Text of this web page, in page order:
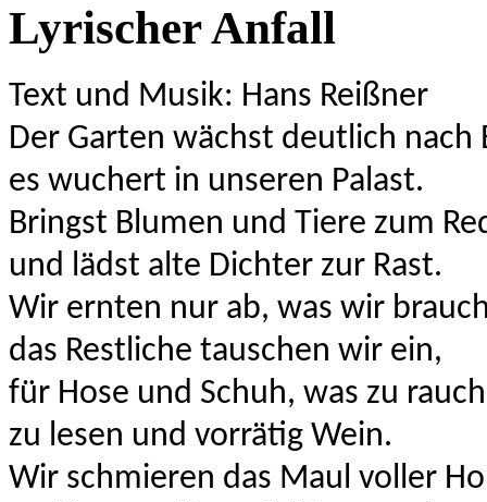
Lyrischer Anfall
Text und Musik: Hans Reißner
Der Garten wächst deutlich nach
es wuchert in unseren Palast.
Bringst Blumen und Tiere zum
und lädst alte Dichter zur Rast.
Wir ernten nur ab, was wir
das Restliche tauschen wir ein,
für Hose und Schuh, was zu
zu lesen und vorrätig Wein.
Wir schmieren das Maul voller